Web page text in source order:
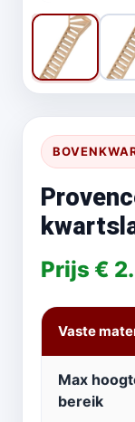
Prijs €
Vaste
Max
bereik